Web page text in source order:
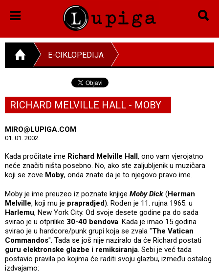
E-CIKLOPEDIJA
RICHARD MELVILLE HALL - MOBY
MIRO@LUPIGA.COM
01. 01. 2002.
Kada pročitate ime Richard Melville Hall, ono vam vjerojatno
neće značiti ništa posebno. No, ako ste zaljubljenik u muzičara
koji se zove Moby, onda znate da je to njegovo pravo ime.
Moby je ime preuzeo iz poznate knjige Moby Dick (Herman
Melville, koji mu je prapradjed). Rođen je 11. rujna 1965. u
Harlemu, New York City. Od svoje desete godine pa do sada
svirao je u otprilike 30-40 bendova. Kada je imao 15 godina
svirao je u hardcore/punk grupi koja se zvala "The Vatican
Commandos". Tada se još nije naziralo da će Richard postati
guru elektronske glazbe i remiksiranja. Sebi je već tada
postavio pravila po kojima će raditi svoju glazbu, između ostalog
izdvajamo: